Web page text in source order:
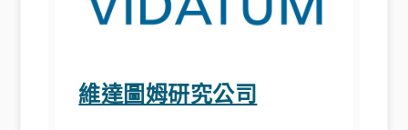
維達圖姆研究公司